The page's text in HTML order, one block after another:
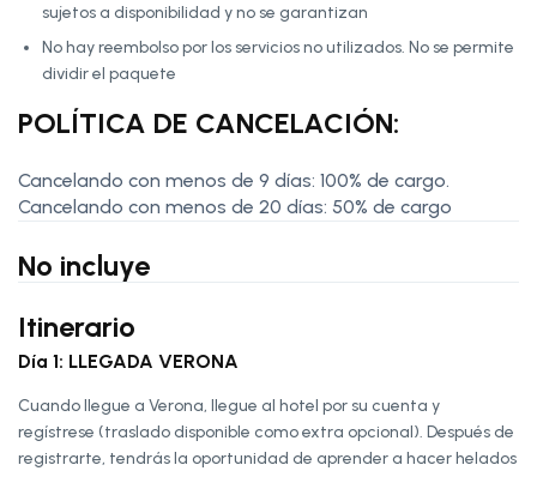
sujetos a disponibilidad y no se garantizan
No hay reembolso por los servicios no utilizados. No se permite
dividir el paquete
POLÍTICA DE CANCELACIÓN:
Cancelando con menos de 9 días: 100% de cargo.
Cancelando con menos de 20 días: 50% de cargo
No incluye
Itinerario
Día 1: LLEGADA VERONA
Cuando llegue a Verona, llegue al hotel por su cuenta y
regístrese (traslado disponible como extra opcional). Después de
registrarte, tendrás la oportunidad de aprender a hacer helados